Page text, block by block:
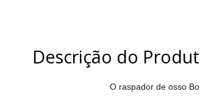
Descrição do
O raspador de osso